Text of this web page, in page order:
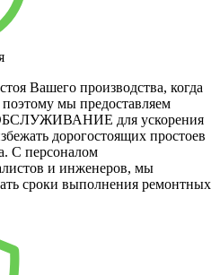
Вашего производства, когда
поэтому мы предоставляем
для ускорения
дорогостоящих простоев
С персоналом
и инженеров, мы
сроки выполнения ремонтных